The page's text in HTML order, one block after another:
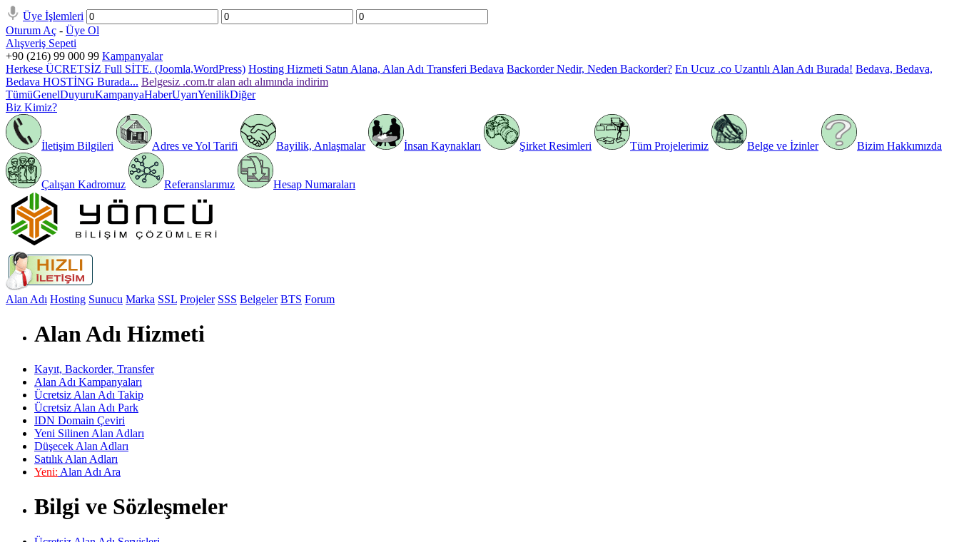
Üye İşlemleri
Oturum Aç - Üye Ol
Alışveriş Sepeti
+90 (216) 99 000 99 Kampanyalar
Herkese ÜCRETSİZ Full SİTE. (Joomla,WordPress) Hosting Hizmeti Satın Alana, Alan Adı Transferi Bedava Backorder Nedir, Neden Backorder? En Ucuz .co Uzantılı Alan Adı Burada! Bedava, Bedava,
Bedava HOSTİNG Burada... Belgesiz .com.tr alan adı alımında indirim
TümüGenelDuyuruKampanyaHaberUyarıYenilikDiğer
Biz Kimiz?
İletişim Bilgileri Adres ve Yol Tarifi Bayilik, Anlaşmalar İnsan Kaynakları Şirket Resimleri Tüm Projelerimiz Belge ve İzinler Bizim Hakkımızda
Çalışan Kadromuz Referanslarımız Hesap Numaraları
Alan Adı Hosting Sunucu Marka SSL Projeler SSS Belgeler BTS Forum
Alan Adı Hizmeti
Kayıt, Backorder, Transfer
Alan Adı Kampanyaları
Ücretsiz Alan Adı Takip
Ücretsiz Alan Adı Park
IDN Domain Çeviri
Yeni Silinen Alan Adları
Düşecek Alan Adları
Satılık Alan Adları
Yeni: Alan Adı Ara
Bilgi ve Sözleşmeler